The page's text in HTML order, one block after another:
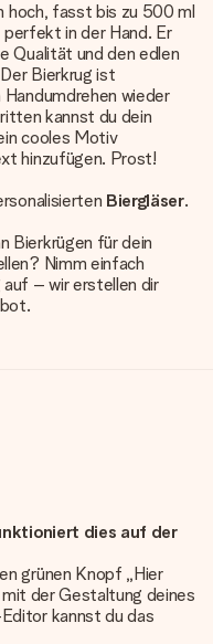
hoch, fasst bis zu 500 ml
in der Hand. Er
Qualität und den edlen
Bierkrug ist
wieder
kannst du dein
cooles Motiv
hinzufügen. Prost!
Biergläser.
Bierkrügen für dein
Nimm einfach
– wir erstellen dir
dies auf der
grünen Knopf „Hier
der Gestaltung deines
kannst du das